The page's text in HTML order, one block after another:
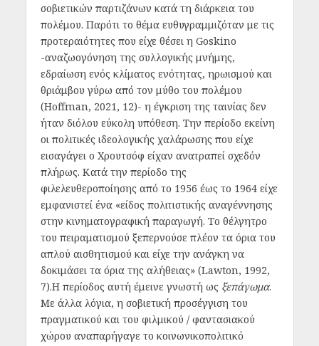
σοβιετικών παρτιζάνων κατά τη διάρκεια του
πολέμου. Παρότι το θέμα ευθυγραμμιζόταν με τις
προτεραιότητες που είχε θέσει η Goskino
-αναζωογόνηση της συλλογικής μνήμης,
εδραίωση ενός κλίματος ενότητας, ηρωισμού και
θριάμβου γύρω από τον μύθο του πολέμου
(Hoffman, 2021, 12)- η έγκριση της ταινίας δεν
ήταν διόλου εύκολη υπόθεση. Την περίοδο εκείνη
οι πολιτικές ιδεολογικής χαλάρωσης που είχε
εισαγάγει ο Χρουτσόφ είχαν ανατραπεί σχεδόν
πλήρως. Κατά την περίοδο της
φιλελευθεροποίησης από το 1956 έως το 1964 είχε
εμφανιστεί ένα «είδος πολιτιστικής αναγέννησης
στην κινηματογραφική παραγωγή. Το θέλγητρο
του πειραματισμού ξεπερνούσε πλέον τα όρια του
απλού αισθητισμού και είχε την ανάγκη να
δοκιμάσει τα όρια της αλήθειας» (Lawton, 1992,
7).Η περίοδος αυτή έμεινε γνωστή ως ξεπάγωμα.
Με άλλα λόγια, η σοβιετική προσέγγιση του
πραγματικού και του φιλμικού / φαντασιακού
χώρου αναπαρήγαγε το κοινωνικοπολιτικό